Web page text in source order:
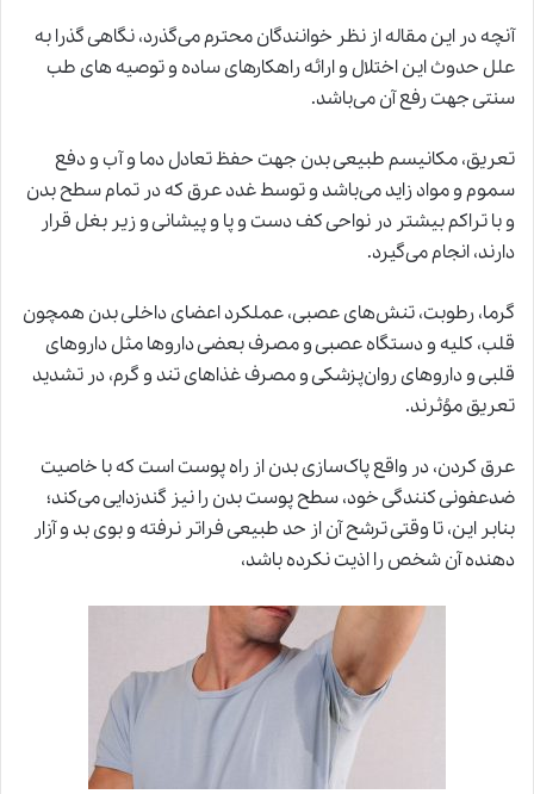
آنچه در این مقاله از نظر خوانندگان محترم می‌گذرد، نگاهی گذرا به
علل حدوث این اختلال و ارائه راهکارهای ساده و توصیه های طب
سنتی جهت رفع آن می‌باشد.
تعریق، مکانیسم طبیعی بدن جهت حفظ تعادل دما و آب و دفع
سموم و مواد زاید می‌باشد و توسط غدد عرق که در تمام سطح بدن
و با تراکم بیشتر در نواحی کف دست و پا و پیشانی و زیر بغل قرار
دارند، انجام می‌گیرد.
گرما، رطوبت، تنش‌های عصبی، عملکرد اعضای داخلی بدن همچون
قلب، کلیه و دستگاه عصبی و مصرف بعضی داروها مثل داروهای
قلبی و داروهای روان‌پزشکی و مصرف غذاهای تند و گرم، در تشدید
تعریق موُثرند.
عرق کردن، در واقع پاک‌سازی بدن از راه پوست است که با خاصیت
ضدعفونی کنندگی خود، سطح پوست بدن را نیز گندزدایی می‌کند؛
بنابر این، تا وقتی ترشح آن از حد طبیعی فراتر نرفته و بوی بد و آزار
دهنده آن شخص را اذیت نکرده باشد،